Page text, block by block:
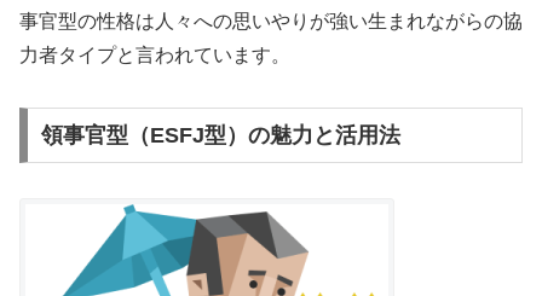
事官型の性格は人々への思いやりが強い生まれながらの協
力者タイプと言われています。
領事官型（ESFJ型）の魅力と活用法